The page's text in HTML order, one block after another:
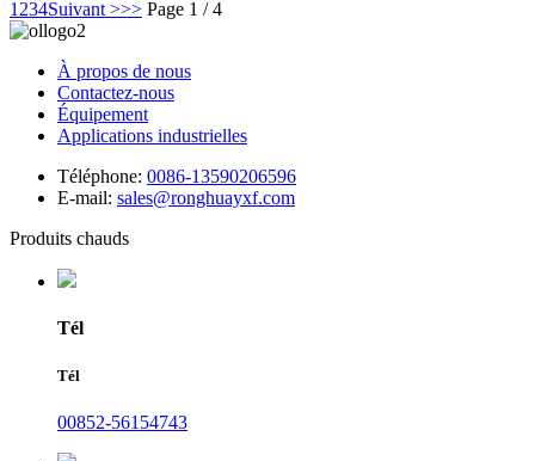
1 234Suivant >>> Page 1 / 4
À propos de nous
Contactez-nous
Équipement
Applications industrielles
Téléphone: 0086-13590206596
E-mail: sales@ronghuayxf.com
Produits chauds
Tél
Tél
00852-56154743